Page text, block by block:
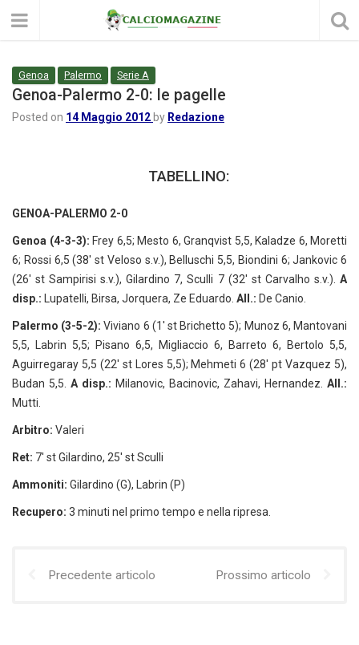
Genoa Palermo Serie A
Genoa-Palermo 2-0: le pagelle
Posted on 14 Maggio 2012 by Redazione
TABELLINO:
GENOA-PALERMO 2-0
Genoa (4-3-3): Frey 6,5; Mesto 6, Granqvist 5,5, Kaladze 6, Moretti
6; Rossi 6,5 (38′ st Veloso s.v.), Belluschi 5,5, Biondini 6; Jankovic 6
(26′ st Sampirisi s.v.), Gilardino 7, Sculli 7 (32′ st Carvalho s.v.). A
disp.: Lupatelli, Birsa, Jorquera, Ze Eduardo. All.: De Canio.
Palermo (3-5-2):Viviano 6 (1′ st Brichetto 5); Munoz 6, Mantovani
5,5, Labrin 5,5; Pisano 6,5, Migliaccio 6, Barreto 6, Bertolo 5,5,
Aguirregaray 5,5 (22′ st Lores 5,5); Mehmeti 6 (28′ pt Vazquez 5),
Budan 5,5. A disp.: Milanovic, Bacinovic, Zahavi, Hernandez. All.:
Mutti.
Arbitro: Valeri
Ret: 7′ st Gilardino, 25′ st Sculli
Ammoniti: Gilardino (G), Labrin (P)
Recupero: 3 minuti nel primo tempo e nella ripresa.
Precedente articolo Prossimo articolo